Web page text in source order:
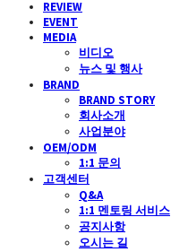
REVIEW
EVENT
MEDIA
비디오
뉴스 및 행사
BRAND
BRAND STORY
회사소개
사업분야
OEM/ODM
1:1 문의
고객센터
Q&A
1:1 멘토링 서비스
공지사항
오시는 길